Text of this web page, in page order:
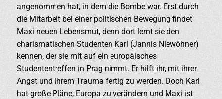
angenommen hat, in dem die Bombe war. Erst durch
die Mitarbeit bei einer politischen Bewegung findet
Maxi neuen Lebensmut, denn dort lernt sie den
charismatischen Studenten Karl (Jannis Niewöhner)
kennen, der sie mit auf ein europäisches
Studententreffen in Prag nimmt. Er hilft ihr, mit ihrer
Angst und ihrem Trauma fertig zu werden. Doch Karl
hat große Pläne, Europa zu verändern und Maxi ist